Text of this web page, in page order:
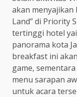
akan
Land” di Priority
tertinggi hotel
panorama kota
breakfast ini
game,
menu sarapan
untuk acara